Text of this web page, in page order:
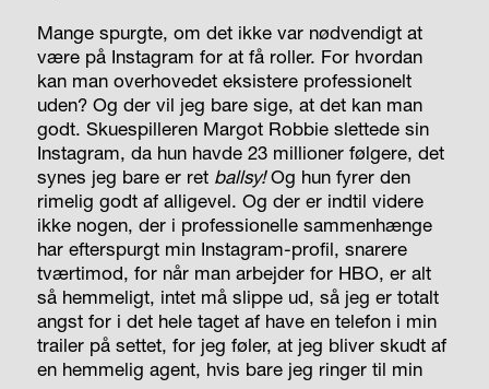
Mange spurgte, om det ikke var nødvendigt at
være på Instagram for at få roller. For hvordan
kan man overhovedet eksistere professionelt
uden? Og der vil jeg bare sige, at det kan man
godt. Skuespilleren Margot Robbie slettede sin
Instagram, da hun havde 23 millioner følgere, det
synes jeg bare er ret ballsy!Og hun fyrer den
rimelig godt af alligevel. Og der er indtil videre
ikke nogen, der i professionelle sammenhænge
har efterspurgt min Instagram-profil, snarere
tværtimod, for når man arbejder for HBO, er alt
så hemmeligt, intet må slippe ud, så jeg er totalt
angst for i det hele taget af have en telefon i min
trailer på settet, for jeg føler, at jeg bliver skudt af
en hemmelig agent, hvis bare jeg ringer til min